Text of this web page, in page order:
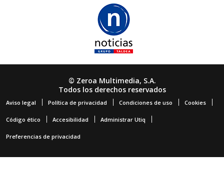
© Zeroa Multimedia, S.A.
Todos los derechos reservados
Aviso legal Política de privacidad Condiciones de uso Cookies
Código ético Accesibilidad Administrar Utiq
Preferencias de privacidad